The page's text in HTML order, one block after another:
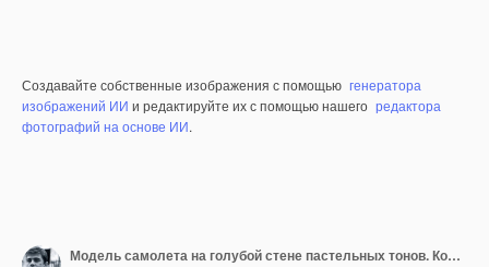
Создавайте собственные изображения с помощью генератора
изображений ИИ и редактируйте их с помощью нашего редактора
фотографий на основе ИИ.
Модель самолета на голубой стене пастельных тонов. Концепция путешествия